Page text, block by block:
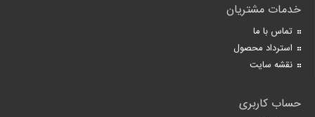
خدمات مشتریان
تماس با ما
استرداد محصول
نقشه سایت
حساب کاربری